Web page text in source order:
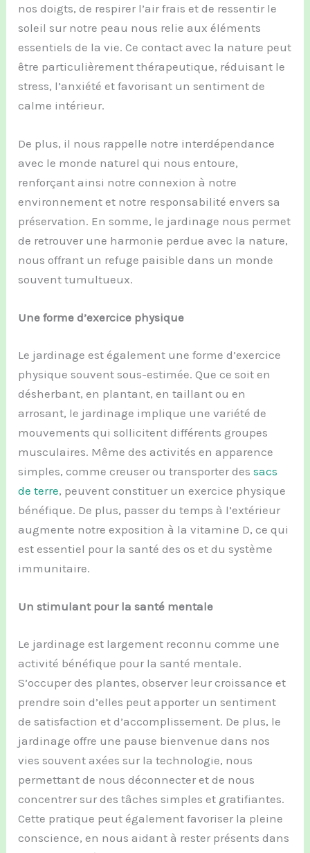
nos doigts, de respirer l’air frais et de ressentir le
soleil sur notre peau nous relie aux éléments
essentiels de la vie. Ce contact avec la nature peut
être particulièrement thérapeutique, réduisant le
stress, l’anxiété et favorisant un sentiment de
calme intérieur.
De plus, il nous rappelle notre interdépendance
avec le monde naturel qui nous entoure,
renforçant ainsi notre connexion à notre
environnement et notre responsabilité envers sa
préservation. En somme, le jardinage nous permet
de retrouver une harmonie perdue avec la nature,
nous offrant un refuge paisible dans un monde
souvent tumultueux.
Une forme d’exercice physique
Le jardinage est également une forme d’exercice
physique souvent sous-estimée. Que ce soit en
désherbant, en plantant, en taillant ou en
arrosant, le jardinage implique une variété de
mouvements qui sollicitent différents groupes
musculaires. Même des activités en apparence
simples, comme creuser ou transporter dessacs
de terre, peuvent constituer un exercice physique
bénéfique. De plus, passer du temps à l’extérieur
augmente notre exposition à la vitamine D, ce qui
est essentiel pour la santé des os et du système
immunitaire.
Un stimulant pour la santé mentale
Le jardinage est largement reconnu comme une
activité bénéfique pour la santé mentale.
S’occuper des plantes, observer leur croissance et
prendre soin d’elles peut apporter un sentiment
de satisfaction et d’accomplissement. De plus, le
jardinage offre une pause bienvenue dans nos
vies souvent axées sur la technologie, nous
permettant de nous déconnecter et de nous
concentrer sur des tâches simples et gratifiantes.
Cette pratique peut également favoriser la pleine
conscience, en nous aidant à rester présents dans